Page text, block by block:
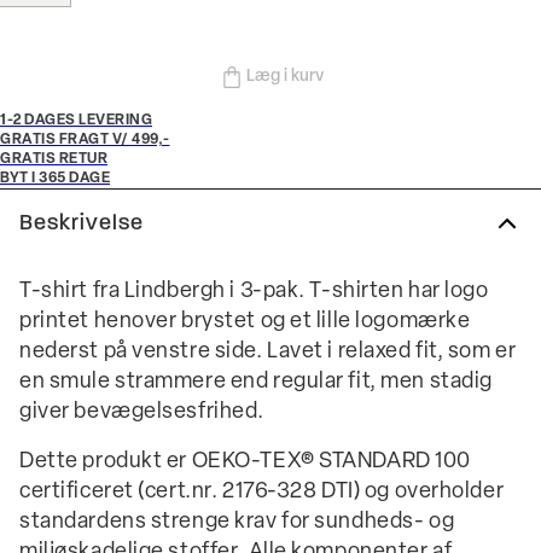
Læg i kurv
1-2 DAGES LEVERING
GRATIS FRAGT V/ 499,-
GRATIS RETUR
BYT I 365 DAGE
Beskrivelse
T-shirt fra Lindbergh i 3-pak. T-shirten har logo
printet henover brystet og et lille logomærke
nederst på venstre side. Lavet i relaxed fit, som er
en smule strammere end regular fit, men stadig
giver bevægelsesfrihed.
Dette produkt er OEKO-TEX® STANDARD 100
certificeret (cert.nr. 2176-328 DTI) og overholder
standardens strenge krav for sundheds- og